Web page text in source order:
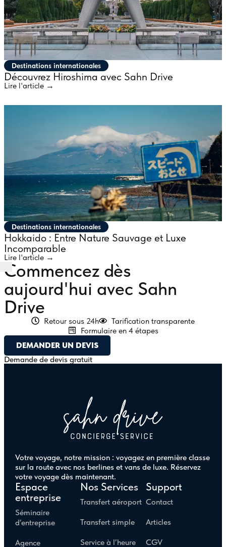
Destinations internationales
Découvrez Hiroshima avec Sahn Drive
Lire l'article →
Destinations internationales
Hokkaido : Entre Nature Sauvage et Luxe
Incomparable
Lire l'article →
Commencez dès
aujourd'hui avec Sahn
Drive
Retour sous 24h
Tarification transparente
Formulaire en 4 étapes
DEMANDER UN DEVIS
Demande de devis gratuit
Votre voyage, notre mission : voyagez en première classe
sur la route avec nos berlines et vans de luxe. Réservez
votre voyage dès maintenant.
Espace
entreprise
Séminaire
d’entreprise
Agence
Nos Services
Transfert aéroport
Transfert simple
Service à l’heure
Support
Contact
Articles
CGV